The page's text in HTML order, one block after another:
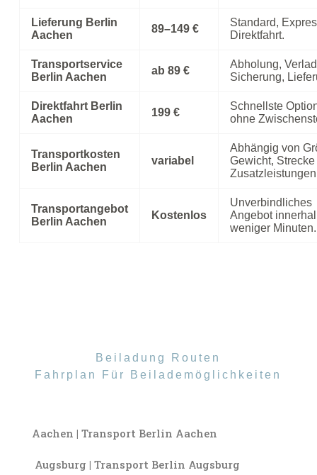
Lieferung Berlin
Aachen
89–149 €
Standard,
Direktfahrt.
Transportservice
Berlin Aachen
ab 89 €
Abholung,
Sicherung,
Direktfahrt Berlin
Aachen
199 €
Schnellste
ohne
Transportkosten
Berlin Aachen
variabel
Abhängig von
Gewicht, Strecke
Transportangebot
Berlin Aachen
Kostenlos
Unverbindliches
Angebot
weniger Minuten.
Beiladung Routen
Fahrplan Für Beilademöglichkeiten
Aachen | Transport Berlin Aachen
Augsburg | Transport Berlin Augsburg